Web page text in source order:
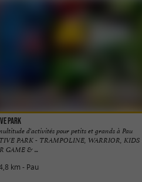
PARK
d'activités pour petits et grands à Pau
PARK - TRAMPOLINE, WARRIOR, KIDS
GAME & ...
km - Pau